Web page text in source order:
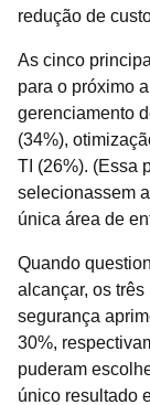
redução de
As cinco
para o próximo
gerenciamento
(34%),
TI (26%). (Essa
selecionassem
única área de
Quando
alcançar, os
segurança
30%,
puderam
único resultado